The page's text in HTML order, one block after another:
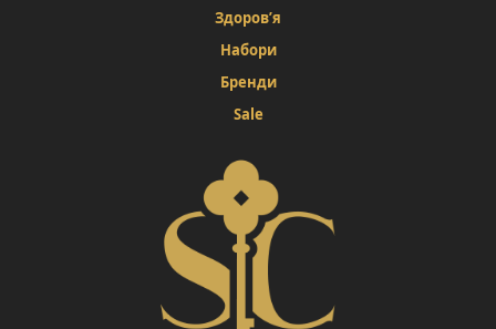
Здоров’я
Набори
Бренди
Sale